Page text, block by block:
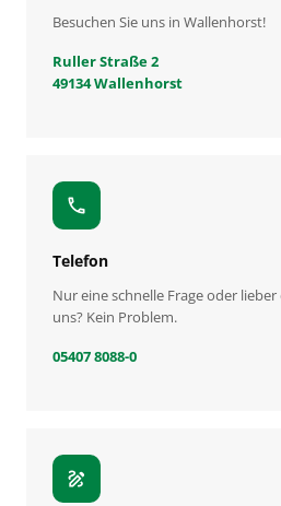
Besuchen Sie uns in Wallenhorst!
Ruller Straße 2
49134 Wallenhorst
call
Telefon
Nur eine schnelle Frage oder
uns? Kein Problem.
05407 8088-0
draw